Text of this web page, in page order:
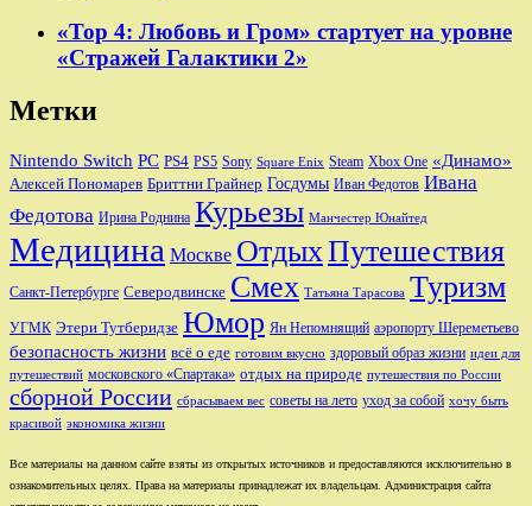
«Тор 4: Любовь и Гром» стартует на уровне
«Стражей Галактики 2»
Метки
Nintendo Switch PC PS4 PS5 Sony Square Enix Steam Xbox One «Динамо»
Алексей Пономарев Бриттни Грайнер Госдумы Иван Федотов Ивана
Федотова Ирина Роднина Курьезы Манчестер Юнайтед
Медицина Москве ОтдыхПутешествия
Санкт-Петербурге Северодвинске Смех Татьяна Тарасова Туризм
УГМК Этери Тутберидзе Юмор Ян Непомнящий аэропорту Шереметьево
безопасность жизни всё о еде готовим вкусно здоровый образ жизни идеи для
путешествий московского «Спартака» отдых на природе путешествия по России
сборной России сбрасываем вес советы на лето уход за собой хочу быть
красивой экономика жизни
Все материалы на данном сайте взяты из открытых источников и предоставляются исключительно в
ознакомительных целях. Права на материалы принадлежат их владельцам. Администрация сайта